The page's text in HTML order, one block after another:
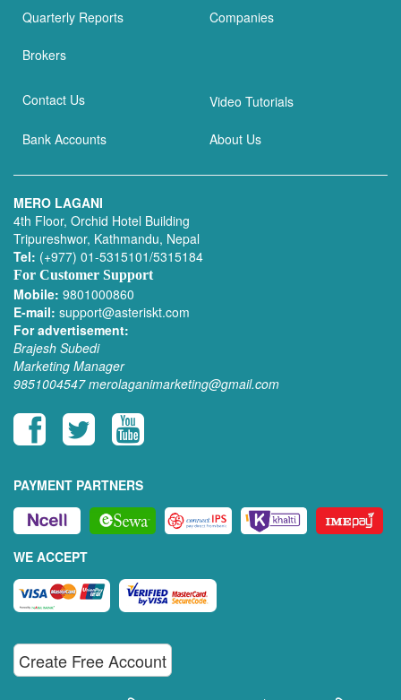
Quarterly Reports Companies
Brokers
Contact Us Video Tutorials
Bank Accounts About Us
MERO LAGANI
4th Floor, Orchid Hotel Building
Tripureshwor, Kathmandu, Nepal
Tel: (+977) 01-5315101/5315184
For Customer Support
Mobile: 9801000860
E-mail: support@asteriskt.com
For advertisement:
Brajesh Subedi
Marketing Manager
9851004547 merolaganimarketing@gmail.com
PAYMENT PARTNERS
WE ACCEPT
Create Free Account